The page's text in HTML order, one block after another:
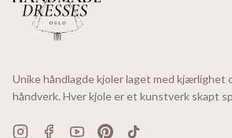
Unike håndlagde kjoler laget med kjærlighet
håndverk. Hver kjole er et kunstverk skapt